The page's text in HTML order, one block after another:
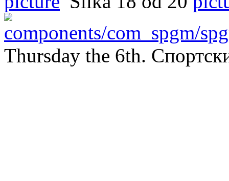
Thursday the 6th.